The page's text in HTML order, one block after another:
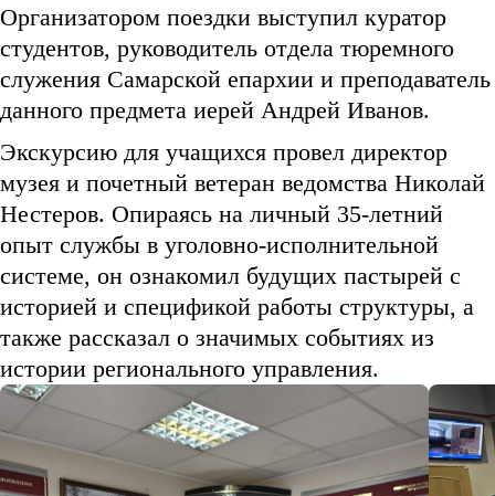
Организатором поездки выступил куратор
студентов, руководитель отдела тюремного
служения Самарской епархии и преподаватель
данного предмета иерей Андрей Иванов.
Экскурсию для учащихся провел директор
музея и почетный ветеран ведомства Николай
Нестеров. Опираясь на личный 35-летний
опыт службы в уголовно-исполнительной
системе, он ознакомил будущих пастырей с
историей и спецификой работы структуры, а
также рассказал о значимых событиях из
истории регионального управления.